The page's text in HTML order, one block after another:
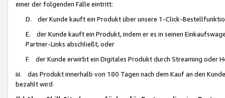
einer der folgenden Fälle eintritt:
D. der Kunde kauft ein Produkt über unsere 1-Click-
E. der Kunde kauft ein Produkt, indem er es in seinen
Partner-Links abschließt, oder
F. der Kunde erwirbt ein Digitales Produkt durch Streaming oder
iii. das Produkt innerhalb von 180 Tagen nach dem Kauf an den
bezahlt wird